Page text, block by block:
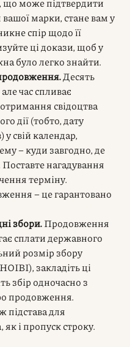
марки, стане вам у
спір щодо її
ці докази, щоб у
було легко знайти.
Десять
час спливає
свідоцтва
дії (тобто, дату
у свій календар,
– куди завгодно, де
Поставте нагадування
терміну.
– це гарантовано
збори.Продовження
сплати державного
розмір збору
закладіть ці
збір одночасно з
продовження.
підстава для
і пропуск строку.